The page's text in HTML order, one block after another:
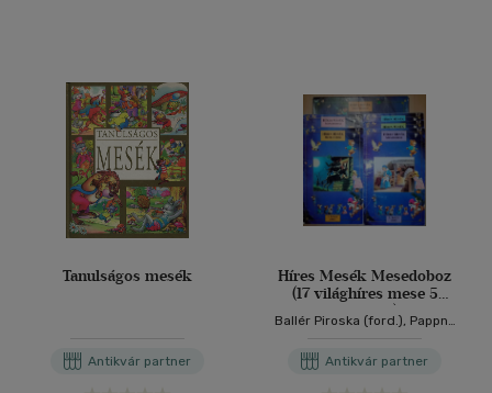
Tanulságos mesék
Antikvár partner
Híres Mesék Mesedoboz
(17 világhíres mese 5
kötetben)
Ballér Piroska (ford.), Pappné
Zsuzsa (ford.), Tony Wolf (ill.),
Piero Cattaneo (ill.)
Antikvár partner